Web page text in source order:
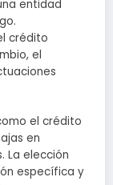
entidad
crédito
el
el crédito
en
La elección
específica y